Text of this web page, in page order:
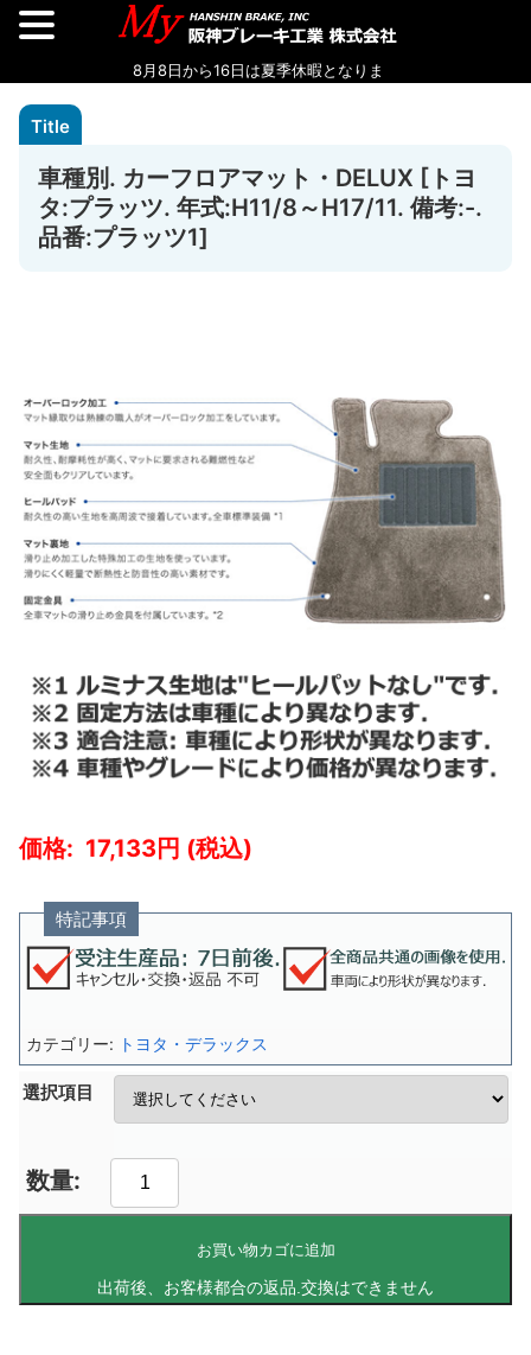
車種別. カーフロアマット・DELUX [トヨ
タ:プラッツ. 年式:H11/8～H17/11. 備考:-.
品番:プラッツ1]
17,133
特記事項
選択項目
お買い物カゴに追加
カテゴリー: トヨタ・デラックス